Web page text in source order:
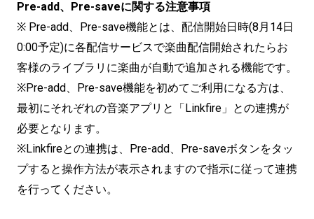
Pre-add、Pre-saveに関する注意事項
※ Pre-add、Pre-save機能とは、配信開始日時(8月14日
0:00予定)に各配信サービスで楽曲配信開始されたらお
客様のライブラリに楽曲が自動で追加される機能です。
※Pre-add、Pre-save機能を初めてご利用になる方は、
最初にそれぞれの音楽アプリと「Linkfire」との連携が
必要となります。
※Linkfireとの連携は、Pre-add、Pre-saveボタンをタッ
プすると操作方法が表示されますので指示に従って連携
を行ってください。